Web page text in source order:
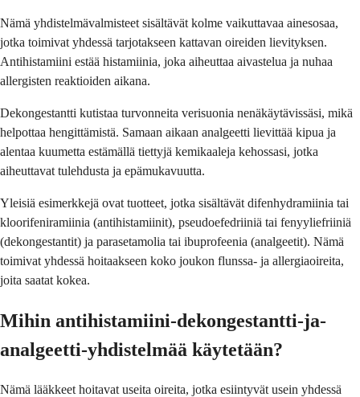
Nämä yhdistelmävalmisteet sisältävät kolme vaikuttavaa ainesosaa,
jotka toimivat yhdessä tarjotakseen kattavan oireiden lievityksen.
Antihistamiini estää histamiinia, joka aiheuttaa aivastelua ja nuhaa
allergisten reaktioiden aikana.
Dekongestantti kutistaa turvonneita verisuonia nenäkäytävissäsi, mikä
helpottaa hengittämistä. Samaan aikaan analgeetti lievittää kipua ja
alentaa kuumetta estämällä tiettyjä kemikaaleja kehossasi, jotka
aiheuttavat tulehdusta ja epämukavuutta.
Yleisiä esimerkkejä ovat tuotteet, jotka sisältävät difenhydramiinia tai
kloorifeniramiinia (antihistamiinit), pseudoefedriiniä tai fenyyliefriiniä
(dekongestantit) ja parasetamolia tai ibuprofeenia (analgeetit). Nämä
toimivat yhdessä hoitaakseen koko joukon flunssa- ja allergiaoireita,
joita saatat kokea.
Mihin antihistamiini-dekongestantti-ja-
analgeetti-yhdistelmää käytetään?
Nämä lääkkeet hoitavat useita oireita, jotka esiintyvät usein yhdessä